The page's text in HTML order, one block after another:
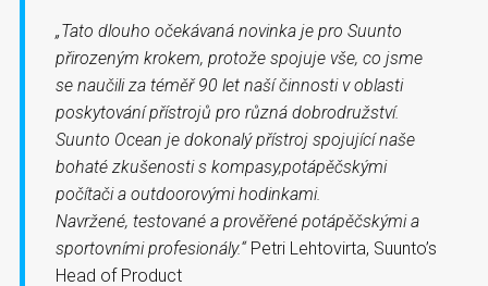
„Tato dlouho očekávaná novinka je pro Suunto
přirozeným krokem, protože spojuje vše, co jsme
se naučili za téměř 90 let naší činnosti v oblasti
poskytování přístrojů pro různá dobrodružství.
Suunto Ocean je dokonalý přístroj spojující naše
bohaté zkušenosti s kompasy,potápěčskými
počítači a outdoorovými hodinkami.
Navržené, testované a prověřené potápěčskými a
sportovními profesionály.“Petri Lehtovirta, Suunto’s
Head of Product